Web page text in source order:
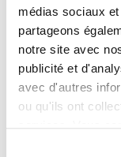
médias sociaux
partageons
notre site avec
publicité et
avec d'autres
ou qu'ils ont